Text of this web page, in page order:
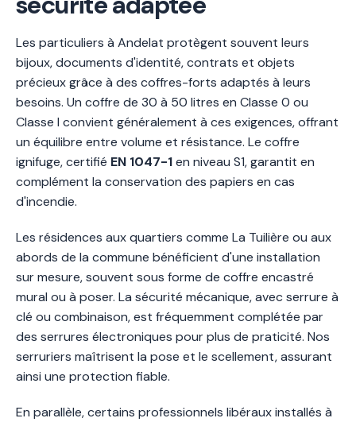
Les particuliers à Andelat protègent souvent leurs
bijoux, documents d'identité, contrats et objets
précieux grâce à des coffres-forts adaptés à leurs
besoins. Un coffre de 30 à 50 litres en Classe 0 ou
Classe I convient généralement à ces exigences, offrant
un équilibre entre volume et résistance. Le coffre
ignifuge, certifié EN 1047-1en niveau S1, garantit en
complément la conservation des papiers en cas
d'incendie.
Les résidences aux quartiers comme La Tuilière ou aux
abords de la commune bénéficient d'une installation
sur mesure, souvent sous forme de coffre encastré
mural ou à poser. La sécurité mécanique, avec serrure à
clé ou combinaison, est fréquemment complétée par
des serrures électroniques pour plus de praticité. Nos
serruriers maîtrisent la pose et le scellement, assurant
ainsi une protection fiable.
En parallèle, certains professionnels libéraux installés à